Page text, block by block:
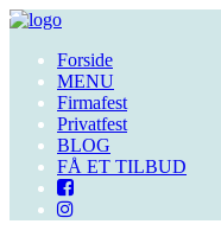
Forside
MENU
Firmafest
Privatfest
BLOG
FÅ ET TILBUD